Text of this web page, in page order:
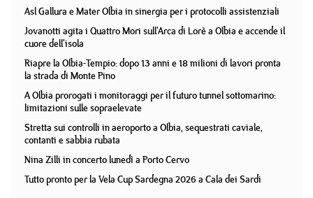
Asl Gallura e Mater Olbia in sinergia per i protocolli assistenziali
Jovanotti agita i Quattro Mori sull'Arca di Lorè a Olbia e accende il
cuore dell'isola
Riapre la Olbia-Tempio: dopo 13 anni e 18 milioni di lavori pronta
la strada di Monte Pino
A Olbia prorogati i monitoraggi per il futuro tunnel sottomarino:
limitazioni sulle sopraelevate
Stretta sui controlli in aeroporto a Olbia, sequestrati caviale,
contanti e sabbia rubata
Nina Zilli in concerto lunedì a Porto Cervo
Tutto pronto per la Vela Cup Sardegna 2026 a Cala dei Sardi